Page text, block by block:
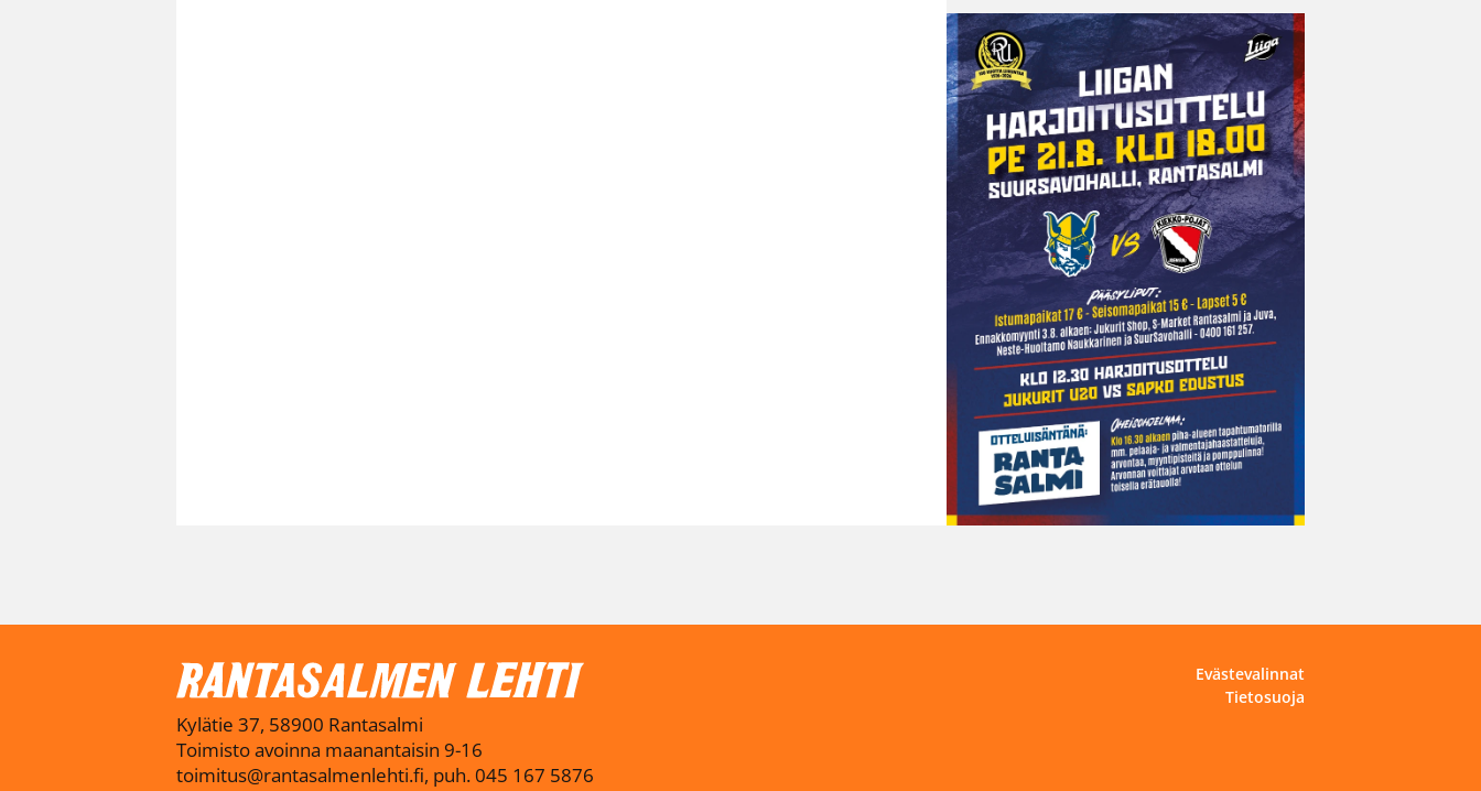
Kylätie 37, 58900 Rantasalmi
Toimisto avoinna maanantaisin 9-16
toimitus@rantasalmenlehti.fi, puh. 045 167 5876
Evästevalinnat
Tietosuoja